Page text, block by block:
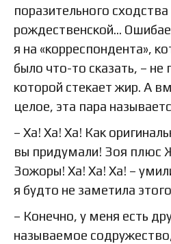
поразительного
рождественской…
я на «корреспондента»,
было что-то сказать, – не
которой стекает жир. А
целое, эта пара
– Ха! Ха! Ха! Как
вы придумали! Зоя плюс
Зожоры! Ха! Ха! Ха! –
я будто не заметила
– Конечно, у меня есть
называемое